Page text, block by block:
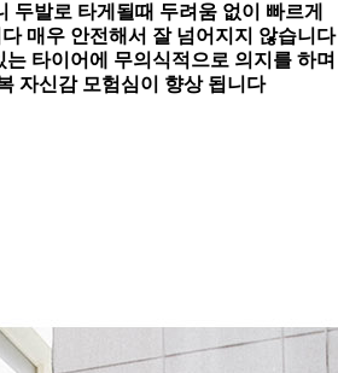
두발로 타게될때 두려움 없이 빠르게
매우 안전해서 잘 넘어지지 않습니다
타이어에 무의식적으로 의지를 하며
자신감 모험심이 향상 됩니다